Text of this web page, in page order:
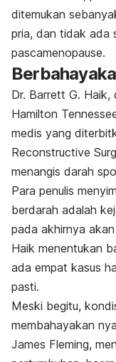
ditemukan
pria, dan tidak ada
pascamenopause.
Dr. Barrett G.
Hamilton
medis yang
Reconstructive
menangis darah
Para penulis
berdarah adalah
pada akhirnya
Haik menentukan
ada empat kasus
pasti.
Meski begitu,
membahayakan
James Fleming,